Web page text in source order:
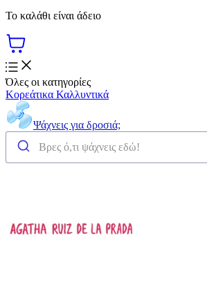
Το καλάθι είναι άδειο
Όλες οι κατηγορίες
Κορεάτικα Καλλυντικά
Ψάχνεις για δροσιά;